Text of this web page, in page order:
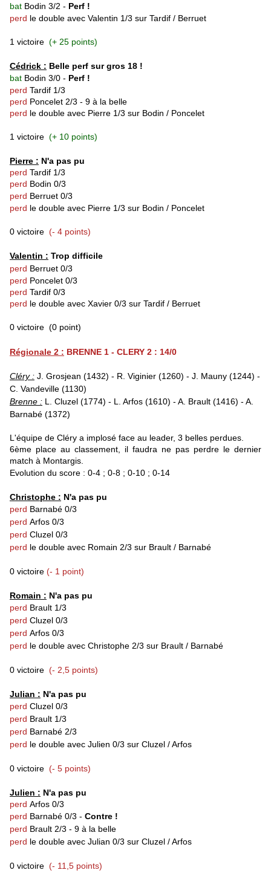
bat Bodin 3/2 - Perf !
perd le double avec Valentin 1/3 sur Tardif / Berruet
1 victoire (+ 25 points)
Cédrick : Belle perf sur gros 18 !
bat Bodin 3/0 - Perf !
perd Tardif 1/3
perd Poncelet 2/3 - 9 à la belle
perd le double avec Pierre 1/3 sur Bodin / Poncelet
1 victoire (+ 10 points)
Pierre : N'a pas pu
perd Tardif 1/3
perd Bodin 0/3
perd Berruet 0/3
perd le double avec Pierre 1/3 sur Bodin / Poncelet
0 victoire (- 4 points)
Valentin : Trop difficile
perd Berruet 0/3
perd Poncelet 0/3
perd Tardif 0/3
perd le double avec Xavier 0/3 sur Tardif / Berruet
0 victoire (0 point)
Régionale 2 : BRENNE 1 - CLERY 2 : 14/0
Cléry : J. Grosjean (1432) - R. Viginier (1260) - J. Mauny (1244) -
C. Vandeville (1130)
Brenne : L. Cluzel (1774) - L. Arfos (1610) - A. Brault (1416) - A.
Barnabé (1372)
L'équipe de Cléry a implosé face au leader, 3 belles perdues.
6ème place au classement, il faudra ne pas perdre le dernier
match à Montargis.
Evolution du score : 0-4 ; 0-8 ; 0-10 ; 0-14
Christophe : N'a pas pu
perd Barnabé 0/3
perd Arfos 0/3
perd Cluzel 0/3
perd le double avec Romain 2/3 sur Brault / Barnabé
0 victoire (- 1 point)
Romain : N'a pas pu
perd Brault 1/3
perd Cluzel 0/3
perd Arfos 0/3
perd le double avec Christophe 2/3 sur Brault / Barnabé
0 victoire (- 2,5 points)
Julian : N'a pas pu
perd Cluzel 0/3
perd Brault 1/3
perd Barnabé 2/3
perd le double avec Julien 0/3 sur Cluzel / Arfos
0 victoire (- 5 points)
Julien : N'a pas pu
perd Arfos 0/3
perd Barnabé 0/3 - Contre !
perd Brault 2/3 - 9 à la belle
perd le double avec Julian 0/3 sur Cluzel / Arfos
0 victoire (- 11,5 points)